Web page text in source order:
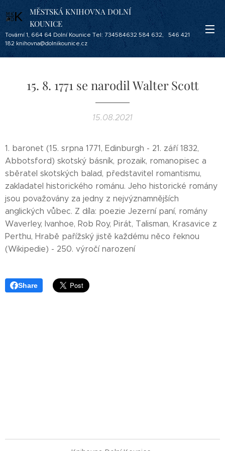
MĚSTSKÁ KNIHOVNA DOLNÍ
KOUNICE
Tovární 1, 664 64 Dolní Kounice Tel: 734584632 584 632, 546 421
182 knihovna@dolnikounice.cz
15. 8. 1771 se narodil Walter Scott
15.08.2021
1. baronet (15. srpna 1771, Edinburgh - 21. září 1832,
Abbotsford) skotský básník, prozaik, romanopisec a
sběratel skotských balad, představitel romantismu,
zakladatel historického románu. Jeho historické romány
jsou považovány za jedny z nejvýznamnějších
anglických vůbec. Z díla: poezie Jezerní paní, romány
Waverley, Ivanhoe, Rob Roy, Pirát, Talisman, Krasavice z
Perthu, Hrabě pařížský jistě každému něco řeknou
(Wikipedie) - 250. výročí narození
Share